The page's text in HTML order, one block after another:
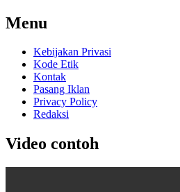
Menu
Kebijakan Privasi
Kode Etik
Kontak
Pasang Iklan
Privacy Policy
Redaksi
Video contoh